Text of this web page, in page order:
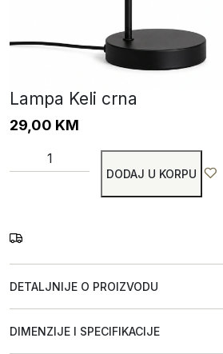
Lampa Keli crna
29,00 KM
DODAJ U KORPU
DETALJNIJE O PROIZVODU
DIMENZIJE I SPECIFIKACIJE